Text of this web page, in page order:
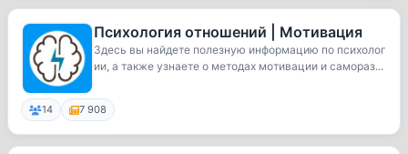
Психология отношений | Мотивация
Здесь вы найдете полезную информацию по психолог
ии, а также узнаете о методах мотивации и самораз...
14 7 908